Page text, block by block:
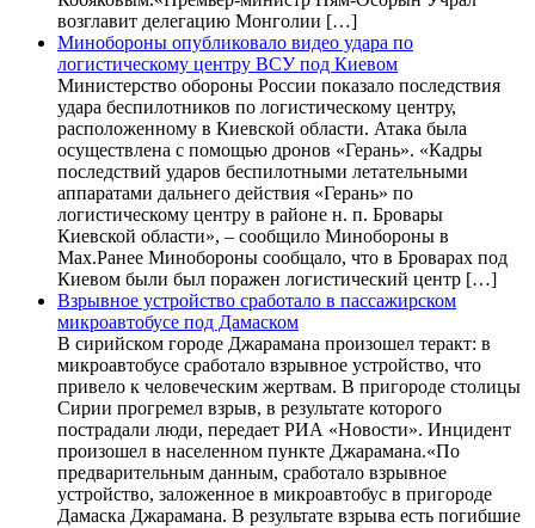
возглавит делегацию Монголии […]
Минобороны опубликовало видео удара по
логистическому центру ВСУ под Киевом
Министерство обороны России показало последствия
удара беспилотников по логистическому центру,
расположенному в Киевской области. Атака была
осуществлена с помощью дронов «Герань». «Кадры
последствий ударов беспилотными летательными
аппаратами дальнего действия «Герань» по
логистическому центру в районе н. п. Бровары
Киевской области», – сообщило Минобороны в
Max.Ранее Минобороны сообщало, что в Броварах под
Киевом были был поражен логистический центр […]
Взрывное устройство сработало в пассажирском
микроавтобусе под Дамаском
В сирийском городе Джарамана произошел теракт: в
микроавтобусе сработало взрывное устройство, что
привело к человеческим жертвам. В пригороде столицы
Сирии прогремел взрыв, в результате которого
пострадали люди, передает РИА «Новости». Инцидент
произошел в населенном пункте Джарамана.«По
предварительным данным, сработало взрывное
устройство, заложенное в микроавтобус в пригороде
Дамаска Джарамана. В результате взрыва есть погибшие